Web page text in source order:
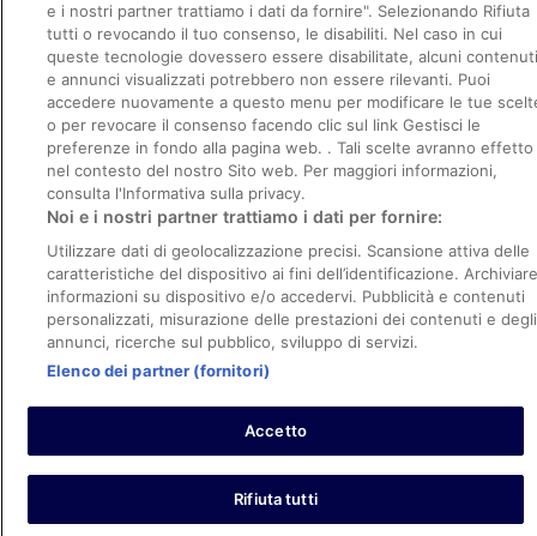
RELAX IN SPIAGGIA
Regalati un viaggio all'insegna del sole e del mare.
Regolamenti
Informativa sulla privacy
Termini e condizioni
Politica sui cookie
Informazioni legali/Contatti
Commenti sul sito web
Hotels.com, LP e eDreams non sono responsabili dei contenuti dei siti
riservati. eDreams è un marchio di Opodo Limited.
e i nostri partner trattiamo i dati da fornire". Selezionando Rifiuta
tutti o revocando il tuo consenso, le disabiliti. Nel caso in cui
queste tecnologie dovessero essere disabilitate, alcuni contenuti
e annunci visualizzati potrebbero non essere rilevanti. Puoi
accedere nuovamente a questo menu per modificare le tue
o per revocare il consenso facendo clic sul link Gestisci le
preferenze in fondo alla pagina web. . Tali scelte avranno effetto
nel contesto del nostro Sito web. Per maggiori informazioni,
consulta l'Informativa sulla privacy.
Noi e i nostri partner trattiamo i dati per fornire:
Utilizzare dati di geolocalizzazione precisi. Scansione attiva delle
caratteristiche del dispositivo ai fini dell’identificazione. Archiviare
informazioni su dispositivo e/o accedervi. Pubblicità e contenuti
personalizzati, misurazione delle prestazioni dei contenuti e degli
annunci, ricerche sul pubblico, sviluppo di servizi.
Elenco dei partner (fornitori)
Accetto
Rifiuta tutti